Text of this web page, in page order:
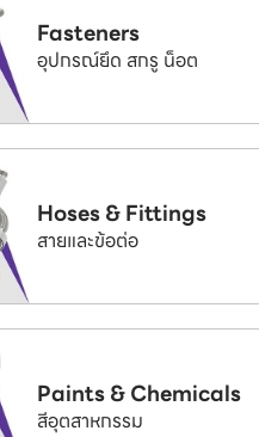
Fasteners
อุปกรณ์ยึด สกรู น็อต
Hoses & Fittings
สายและข้อต่อ
Paints & Chemicals
สีอุตสาหกรรม